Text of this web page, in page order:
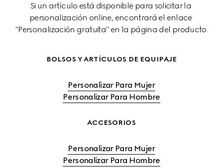
Si un artículo está disponible para solicitar la
personalización online, encontrará el enlace
"Personalización gratuita" en la página del producto.
BOLSOS Y ARTÍCULOS DE EQUIPAJE
Personalizar Para Mujer
Personalizar Para Hombre
ACCESORIOS
Personalizar Para Mujer
Personalizar Para Hombre